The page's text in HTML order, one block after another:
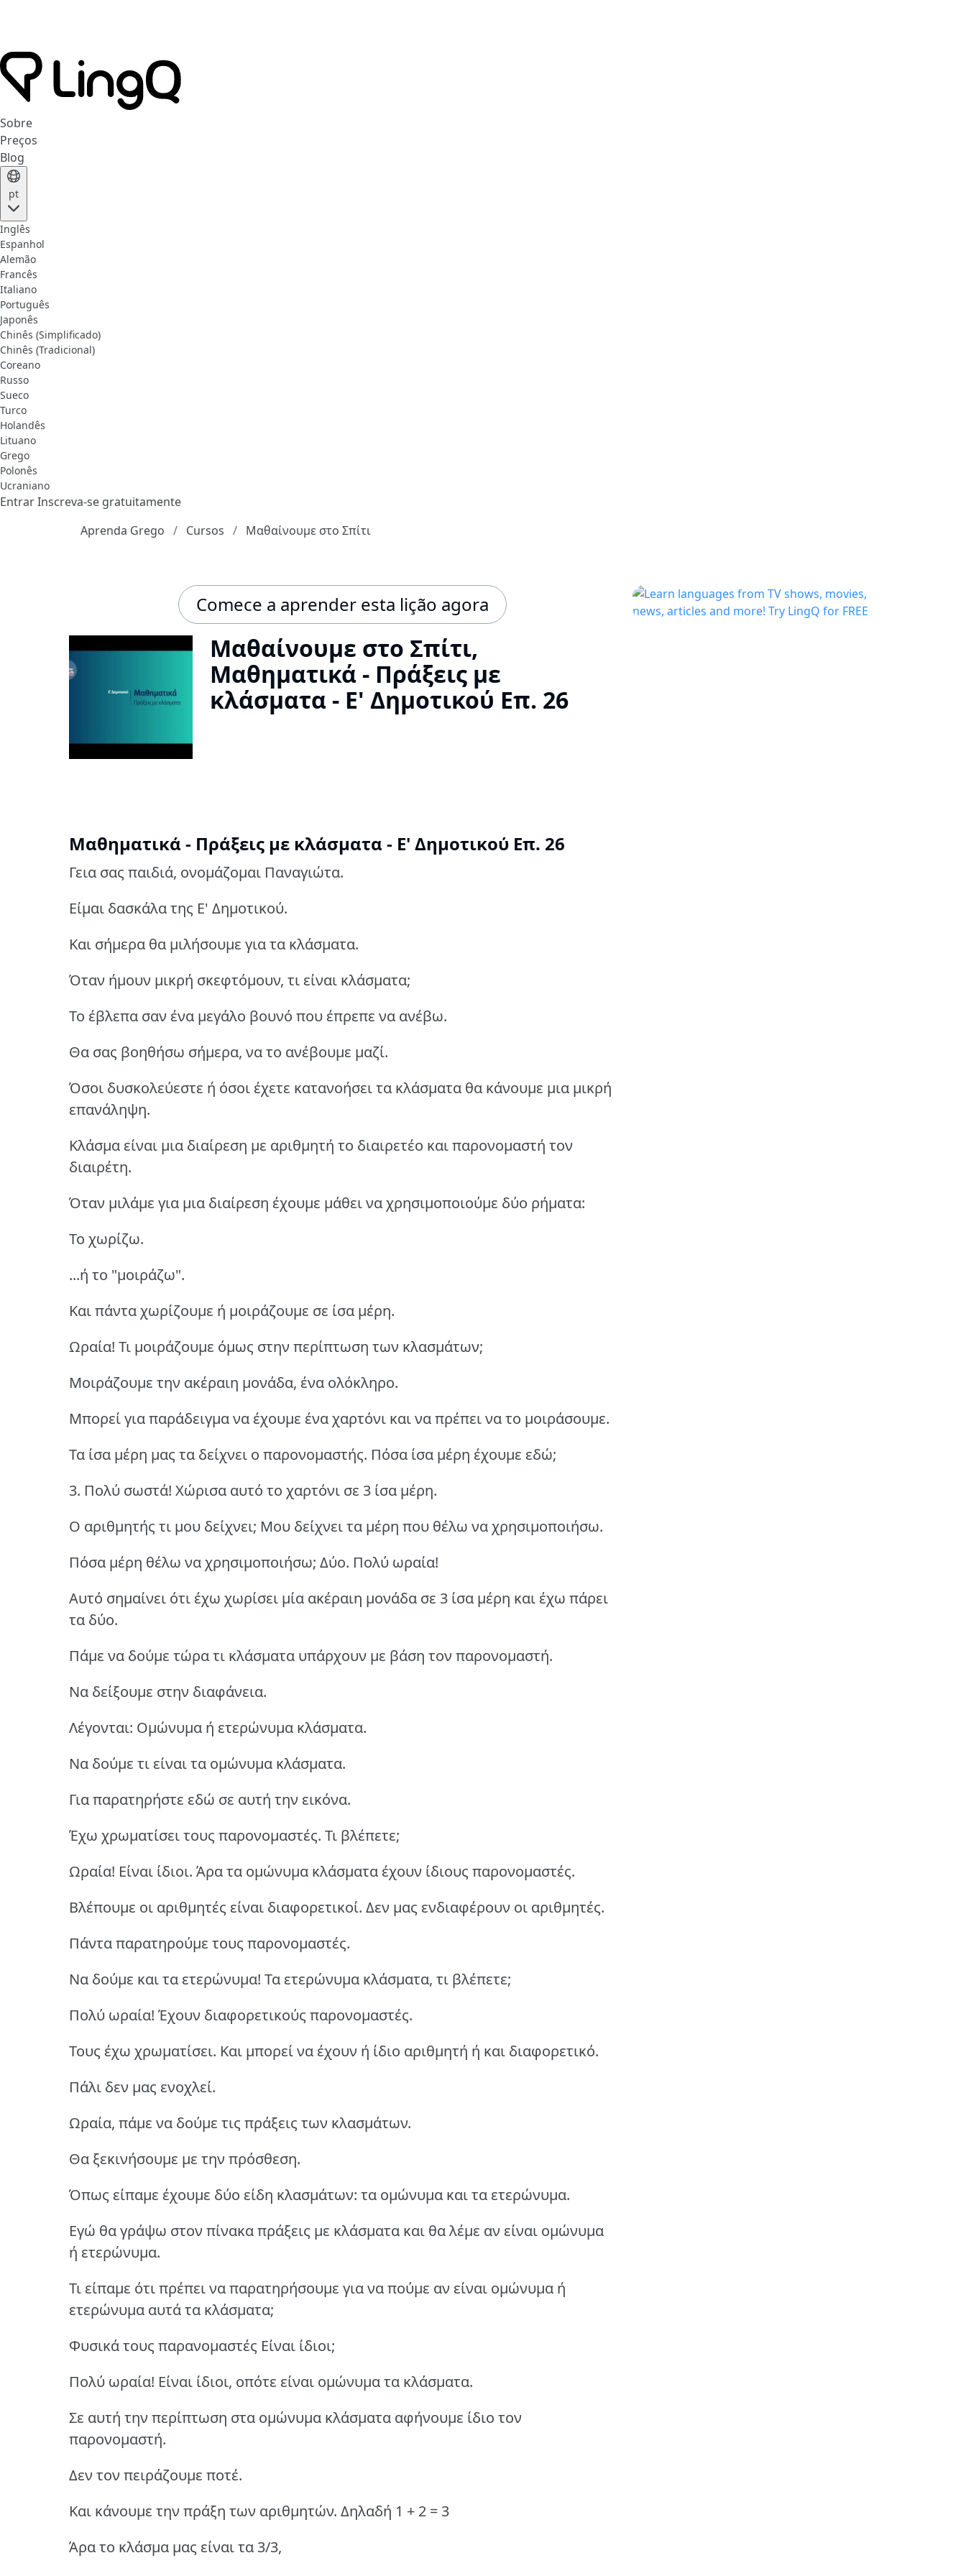
Sobre
Preços
Blog
pt
Inglês
Espanhol
Alemão
Francês
Italiano
Português
Japonês
Chinês (Simplificado)
Chinês (Tradicional)
Coreano
Russo
Sueco
Turco
Holandês
Lituano
Grego
Polonês
Ucraniano
EntrarInscreva-se gratuitamente
Aprenda Grego
Cursos Μαθαίνουμε στο Σπίτι
Comece a aprender esta lição agora
Μαθαίνουμε στο Σπίτι,
Μαθηματικά - Πράξεις με
κλάσματα - Ε' Δημοτικού Επ. 26
Μαθηματικά - Πράξεις με κλάσματα - Ε' Δημοτικού Επ. 26
Γεια σας παιδιά, ονομάζομαι Παναγιώτα.
Eίμαι δασκάλα της E' Δημοτικού.
Και σήμερα θα μιλήσουμε για τα κλάσματα.
Όταν ήμουν μικρή σκεφτόμουν, τι είναι κλάσματα;
Το έβλεπα σαν ένα μεγάλο βουνό που έπρεπε να ανέβω.
Θα σας βοηθήσω σήμερα, να το ανέβουμε μαζί.
Όσοι δυσκολεύεστε ή όσοι έχετε κατανοήσει τα κλάσματα θα κάνουμε μια μικρή
επανάληψη.
Κλάσμα είναι μια διαίρεση με αριθμητή το διαιρετέο και παρονομαστή τον
διαιρέτη.
Όταν μιλάμε για μια διαίρεση έχουμε μάθει να χρησιμοποιούμε δύο ρήματα:
Το χωρίζω.
...ή το "μοιράζω".
Και πάντα χωρίζουμε ή μοιράζουμε σε ίσα μέρη.
Ωραία! Τι μοιράζουμε όμως στην περίπτωση των κλασμάτων;
Μοιράζουμε την ακέραιη μονάδα, ένα ολόκληρο.
Μπορεί για παράδειγμα να έχουμε ένα χαρτόνι και να πρέπει να το μοιράσουμε.
Τα ίσα μέρη μας τα δείχνει ο παρονομαστής. Πόσα ίσα μέρη έχουμε εδώ;
3. Πολύ σωστά! Χώρισα αυτό το χαρτόνι σε 3 ίσα μέρη.
Ο αριθμητής τι μου δείχνει; Μου δείχνει τα μέρη που θέλω να χρησιμοποιήσω.
Πόσα μέρη θέλω να χρησιμοποιήσω; Δύο. Πολύ ωραία!
Αυτό σημαίνει ότι έχω χωρίσει μία ακέραιη μονάδα σε 3 ίσα μέρη και έχω πάρει
τα δύο.
Πάμε να δούμε τώρα τι κλάσματα υπάρχουν με βάση τον παρονομαστή.
Να δείξουμε στην διαφάνεια.
Λέγονται: Ομώνυμα ή ετερώνυμα κλάσματα.
Να δούμε τι είναι τα ομώνυμα κλάσματα.
Για παρατηρήστε εδώ σε αυτή την εικόνα.
Έχω χρωματίσει τους παρονομαστές. Τι βλέπετε;
Ωραία! Είναι ίδιοι. Άρα τα ομώνυμα κλάσματα έχουν ίδιους παρονομαστές.
Βλέπουμε οι αριθμητές είναι διαφορετικοί. Δεν μας ενδιαφέρουν οι αριθμητές.
Πάντα παρατηρούμε τους παρονομαστές.
Να δούμε και τα ετερώνυμα! Τα ετερώνυμα κλάσματα, τι βλέπετε;
Πολύ ωραία! Έχουν διαφορετικούς παρονομαστές.
Τους έχω χρωματίσει. Και μπορεί να έχουν ή ίδιο αριθμητή ή και διαφορετικό.
Πάλι δεν μας ενοχλεί.
Ωραία, πάμε να δούμε τις πράξεις των κλασμάτων.
Θα ξεκινήσουμε με την πρόσθεση.
Όπως είπαμε έχουμε δύο είδη κλασμάτων: τα ομώνυμα και τα ετερώνυμα.
Εγώ θα γράψω στον πίνακα πράξεις με κλάσματα και θα λέμε αν είναι ομώνυμα
ή ετερώνυμα.
Τι είπαμε ότι πρέπει να παρατηρήσουμε για να πούμε αν είναι ομώνυμα ή
ετερώνυμα αυτά τα κλάσματα;
Φυσικά τους παρανομαστές Είναι ίδιοι;
Πολύ ωραία! Είναι ίδιοι, οπότε είναι ομώνυμα τα κλάσματα.
Σε αυτή την περίπτωση στα ομώνυμα κλάσματα αφήνουμε ίδιο τον
παρονομαστή.
Δεν τον πειράζουμε ποτέ.
Και κάνουμε την πράξη των αριθμητών. Δηλαδή 1 + 2 = 3
Άρα το κλάσμα μας είναι τα 3/3,